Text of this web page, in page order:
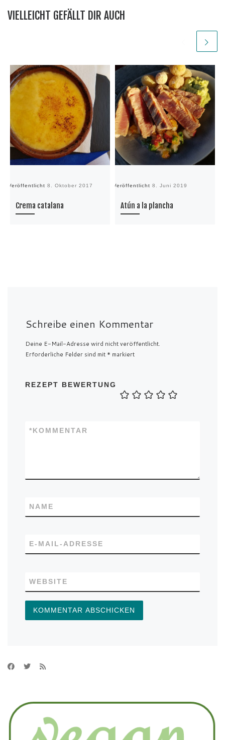
VIELLEICHT GEFÄLLT DIR AUCH
Veröffentlicht 8. Oktober 2017
Crema catalana
Veröffentlicht 8. Juni 2019
Atún a la plancha
Schreibe einen Kommentar
Deine E-Mail-Adresse wird nicht veröffentlicht.
Erforderliche Felder sind mit * markiert
REZEPT BEWERTUNG
KOMMENTAR
*
NAME
E-MAIL-ADRESSE
WEBSITE